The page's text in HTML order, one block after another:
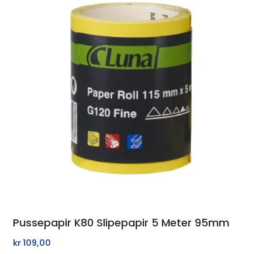
Pussepapir K80 Slipepapir 5 Meter 95mm
kr109,00